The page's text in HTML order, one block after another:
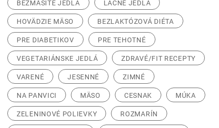
BEZMÄSITÉ JEDLÁ LACNÉ JEDLÁ
HOVÄDZIE MÄSO BEZLAKTÓZOVÁ DIÉTA
PRE DIABETIKOV PRE TEHOTNÉ
VEGETARIÁNSKE JEDLÁ ZDRAVÉ/FIT RECEPTY
VARENÉ JESENNÉ ZIMNÉ
NA PANVICI MÄSO CESNAK MÚKA
ZELENINOVÉ POLIEVKY ROZMARÍN